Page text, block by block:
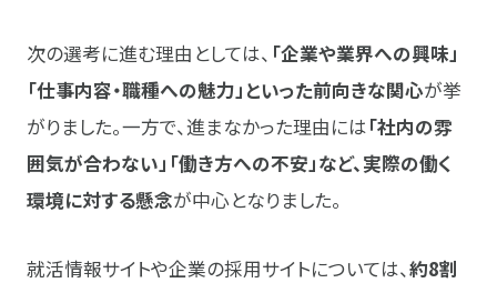
次の選考に進む理由としては、 「企業や業界への興味」
「仕事内容・職種への魅力」といった前向きな関心が挙
がりました。一方で、進まなかった理由には「社内の雰
囲気が合わない」「働き方への不安」など、実際の働く
環境に対する懸念が中心となりました。
就活情報サイトや企業の採用サイトについては、約8割